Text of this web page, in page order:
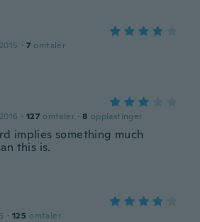
· 7 omtaler
· 127 omtaler · 8 opplastinger
implies something much
this is.
· 125 omtaler